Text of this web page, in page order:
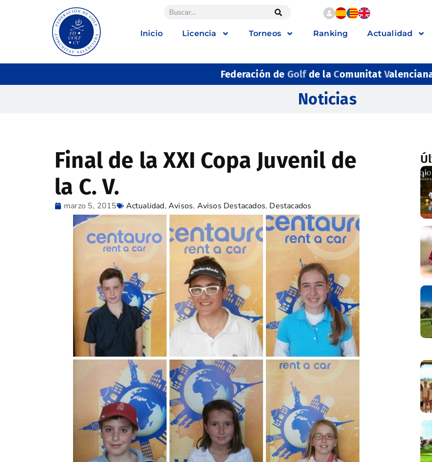
Inicio Licencia Torneos Ranking Actualidad
Federación de Golfde la ComunitatV
Noticias
Final de la XXI Copa Juvenil de
la C. V.
marzo 5, 2015 Actualidad,Avisos, Avisos Destacados, Destacados